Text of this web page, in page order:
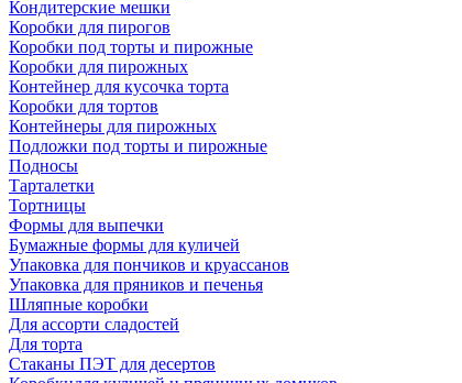
Кондитерские мешки
Коробки для пирогов
Коробки под торты и пирожные
Коробки для пирожных
Контейнер для кусочка торта
Коробки для тортов
Контейнеры для пирожных
Подложки под торты и пирожные
Подносы
Тарталетки
Тортницы
Формы для выпечки
Бумажные формы для куличей
Упаковка для пончиков и круассанов
Упаковка для пряников и печенья
Шляпные коробки
Для ассорти сладостей
Для торта
Стаканы ПЭТ для десертов